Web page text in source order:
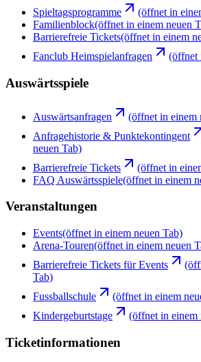
Spieltagsprogramme
(öffnet in
Familienblock(öffnet in einem neuen
Barrierefreie Tickets(öffnet in einem
Fanclub Heimspielanfragen
(öffnet
Auswärtsspiele
Auswärtsanfragen
(öffnet in einem
Anfragehistorie & Punktekontingent
neuen Tab)
Barrierefreie Tickets
(öffnet in
FAQ Auswärtsspiele(öffnet in einem
Veranstaltungen
Events(öffnet in einem neuen Tab)
Arena-Touren(öffnet in einem neuen
Barrierefreie Tickets für Events
Tab)
Fussballschule
(öffnet in einem
Kindergeburtstage
(öffnet in einem
Ticketinformationen